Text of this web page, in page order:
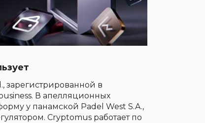
зарегистрированной в
В апелляционных
у панамской Padel West S.A.,
Cryptomus работает по